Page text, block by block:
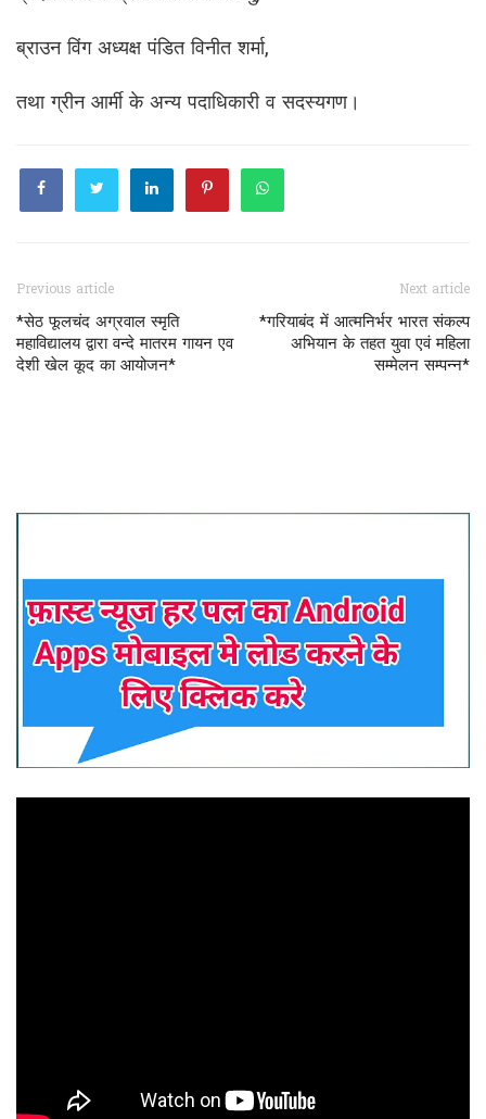
ब्राउन विंग अध्यक्ष पंडित विनीत शर्मा,
तथा ग्रीन आर्मी के अन्य पदाधिकारी व सदस्यगण।
Previous article
*सेठ फूलचंद अग्रवाल स्मृति
महाविद्यालय द्वारा वन्दे मातरम गायन एव
देशी खेल कूद का आयोजन*
Next article
*गरियाबंद में आत्मनिर्भर भारत संकल्प
अभियान के तहत युवा एवं महिला
सम्मेलन सम्पन्न*